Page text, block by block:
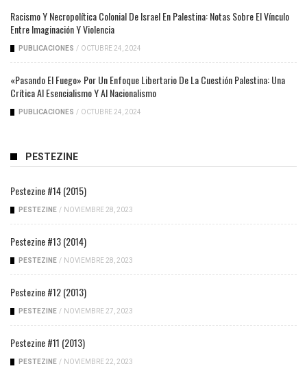
Racismo Y Necropolítica Colonial De Israel En Palestina: Notas Sobre El Vínculo
Entre Imaginación Y Violencia
PUBLICACIONES / OCTUBRE 24, 2024
«Pasando El Fuego» Por Un Enfoque Libertario De La Cuestión Palestina: Una
Crítica Al Esencialismo Y Al Nacionalismo
PUBLICACIONES / OCTUBRE 24, 2024
PESTEZINE
Pestezine #14 (2015)
PESTEZINE / NOVIEMBRE 28, 2023
Pestezine #13 (2014)
PESTEZINE / NOVIEMBRE 28, 2023
Pestezine #12 (2013)
PESTEZINE / NOVIEMBRE 27, 2023
Pestezine #11 (2013)
PESTEZINE / NOVIEMBRE 22, 2023